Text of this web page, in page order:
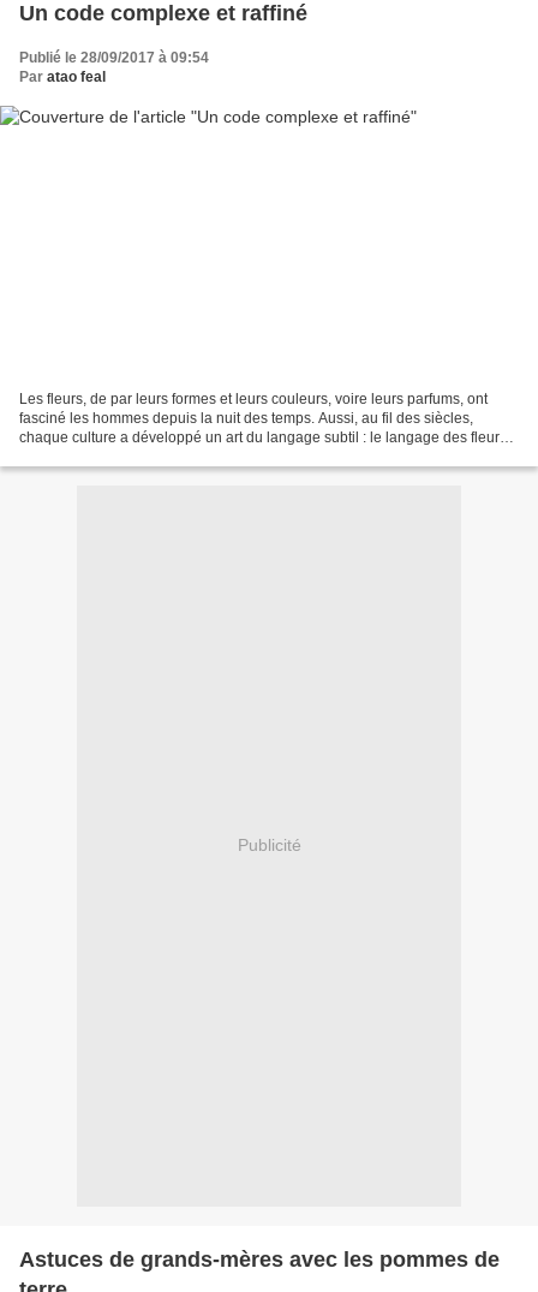
Un code complexe et raffiné
Publié le 28/09/2017 à 09:54
Par atao feal
Les fleurs, de par leurs formes et leurs couleurs, voire leurs parfums, ont
fasciné les hommes depuis la nuit des temps. Aussi, au fil des siècles,
chaque culture a développé un art du langage subtil : le langage des fleurs.
Publicité
Astuces de grands-mères avec les pommes de